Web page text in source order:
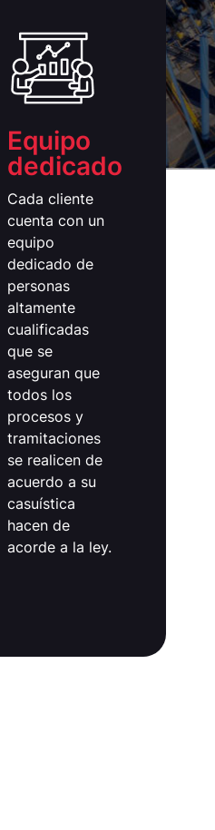
Equipo
dedicado
Cada cliente
cuenta con un
equipo
dedicado de
personas
altamente
cualificadas
que se
aseguran que
todos los
procesos y
tramitaciones
se realicen de
acuerdo a su
casuística
hacen de
acorde a la ley.